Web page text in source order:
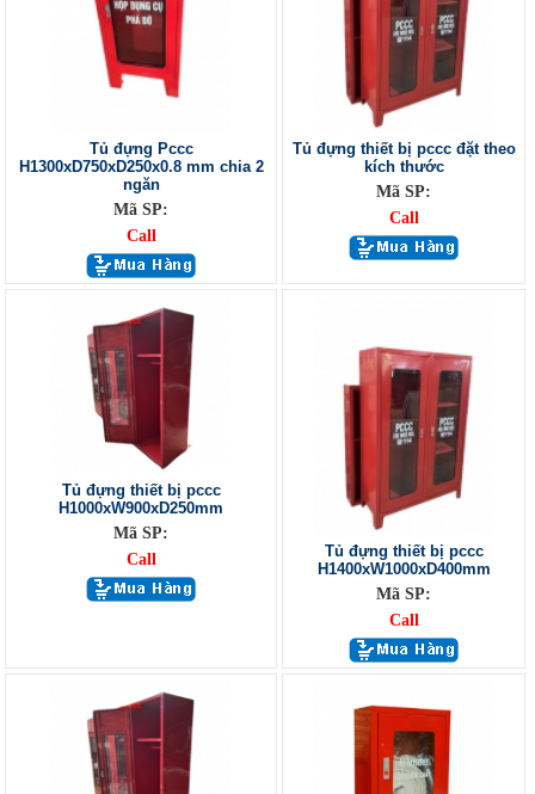
Tủ đựng Pccc
H1300xD750xD250x0.8 mm chia 2
ngăn
Mã SP:
Call
Tủ đựng thiết bị pccc đặt theo
kích thước
Mã SP:
Call
Tủ đựng thiết bị pccc
H1000xW900xD250mm
Mã SP:
Call
Tủ đựng thiết bị pccc
H1400xW1000xD400mm
Mã SP:
Call